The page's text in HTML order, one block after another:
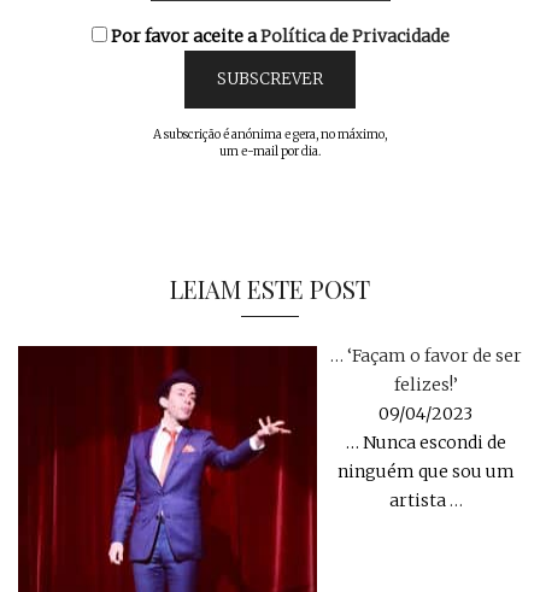
Por favor aceite aPolítica de Privacidade
A subscrição é anónima e gera, no máximo,
um e-mail por dia.
LEIAM ESTE POST
… ‘Façam o favor de ser
felizes!’
09/04/2023
… Nunca escondi de
ninguém que sou um
artista…